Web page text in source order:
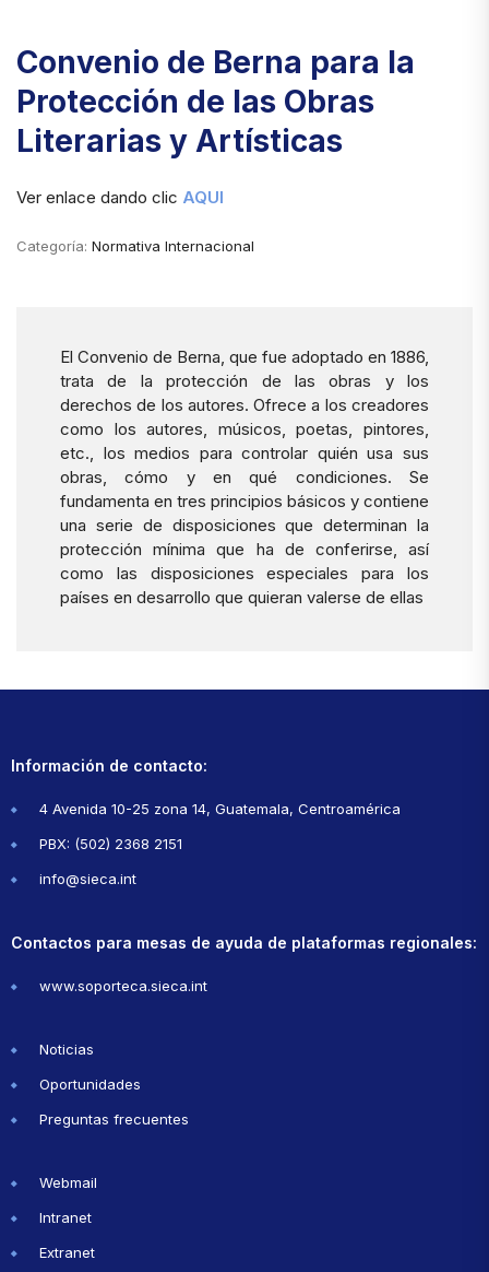
Convenio de Berna para la
Protección de las Obras
Literarias y Artísticas
Ver enlace dando clic AQUI
Categoría: Normativa Internacional
El Convenio de Berna, que fue adoptado en 1886,
trata de la protección de las obras y los
derechos de los autores. Ofrece a los creadores
como los autores, músicos, poetas, pintores,
etc., los medios para controlar quién usa sus
obras, cómo y en qué condiciones. Se
fundamenta en tres principios básicos y contiene
una serie de disposiciones que determinan la
protección mínima que ha de conferirse, así
como las disposiciones especiales para los
países en desarrollo que quieran valerse de ellas
Información de contacto:
4 Avenida 10-25 zona 14, Guatemala, Centroamérica
PBX: (502) 2368 2151
info@sieca.int
Contactos para mesas de ayuda de plataformas regionales:
www.soporteca.sieca.int
Noticias
Oportunidades
Preguntas frecuentes
Webmail
Intranet
Extranet